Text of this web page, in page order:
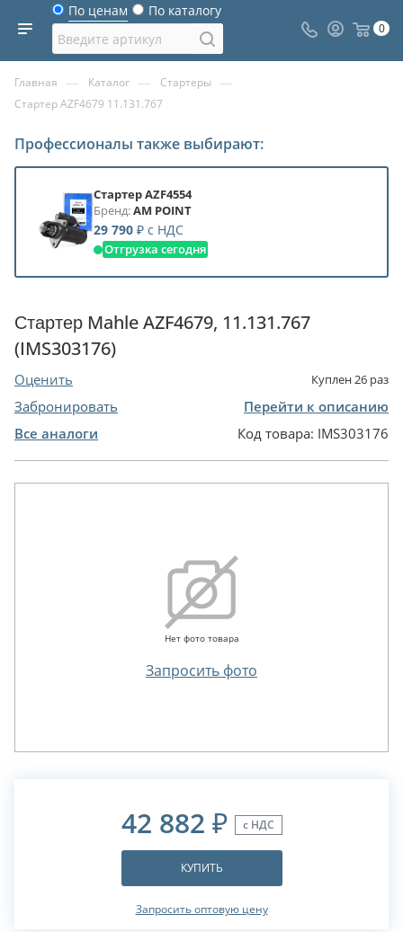
По ценам По каталогу
0
Главная — Каталог — Стартеры —
Стартер AZF4679 11.131.767
Профессионалы также выбирают:
Стартер AZF4554
Бренд:AM POINT
29 790 ₽ с НДС
Отгрузка сегодня
Стартер Mahle AZF4679, 11.131.767
(IMS303176)
Оценить Куплен26 раз
Забронировать
Перейти к описанию
Все аналоги
Код товара: IMS303176
Нет фото товара
Запросить фото
42 882 ₽ с НДС
КУПИТЬ
Запросить оптовую цену